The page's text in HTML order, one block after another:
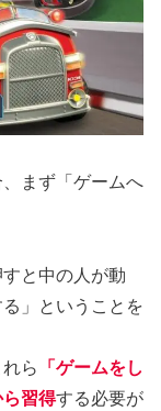
まず「ゲームへ
と中の人が動
」ということを
ら
「ゲームをし
習得する必要が